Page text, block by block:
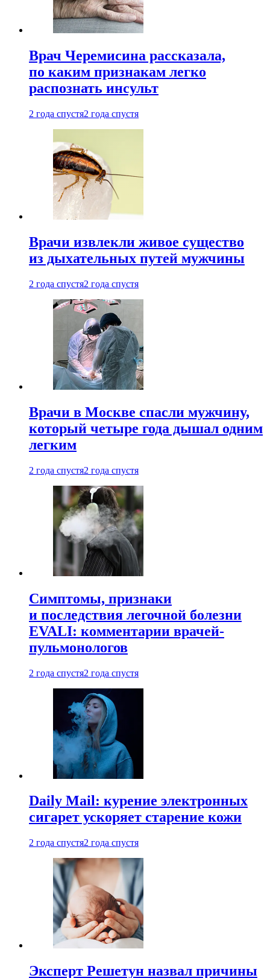
Врач Черемисина рассказала,
по каким признакам легко
распознать инсульт
2 года спустя2 года спустя
Врачи извлекли живое существо
из дыхательных путей мужчины
2 года спустя2 года спустя
Врачи в Москве спасли мужчину,
который четыре года дышал одним
легким
2 года спустя2 года спустя
Симптомы, признаки
и последствия легочной болезни
EVALI: комментарии врачей-
пульмонологов
2 года спустя2 года спустя
Daily Mail: курение электронных
сигарет ускоряет старение кожи
2 года спустя2 года спустя
Эксперт Решетун назвал причины